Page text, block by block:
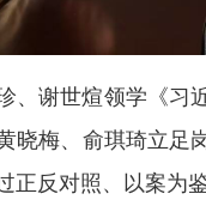
、谢世煊领学《习
晓梅、俞琪琦立
反对照、以案为